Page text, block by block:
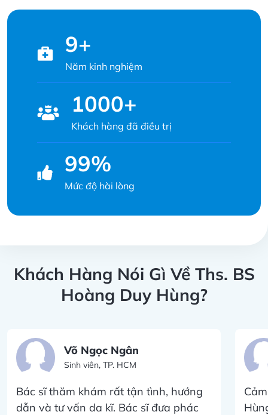
9+
Năm kinh nghiệm
1000+
Khách hàng đã điều trị
99%
Mức độ hài lòng
Khách Hàng Nói Gì Về Ths. BS
Hoàng Duy Hùng?
Võ Ngọc Ngân
Sinh viên, TP. HCM
Bác sĩ thăm khám rất tận tình, hướng
dẫn và tư vấn da kĩ. Bác sĩ đưa phác